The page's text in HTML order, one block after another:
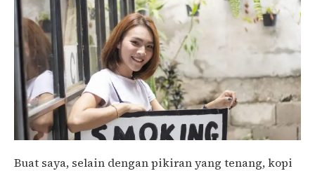
Buat saya, selain dengan pikiran yang tenang, kopi